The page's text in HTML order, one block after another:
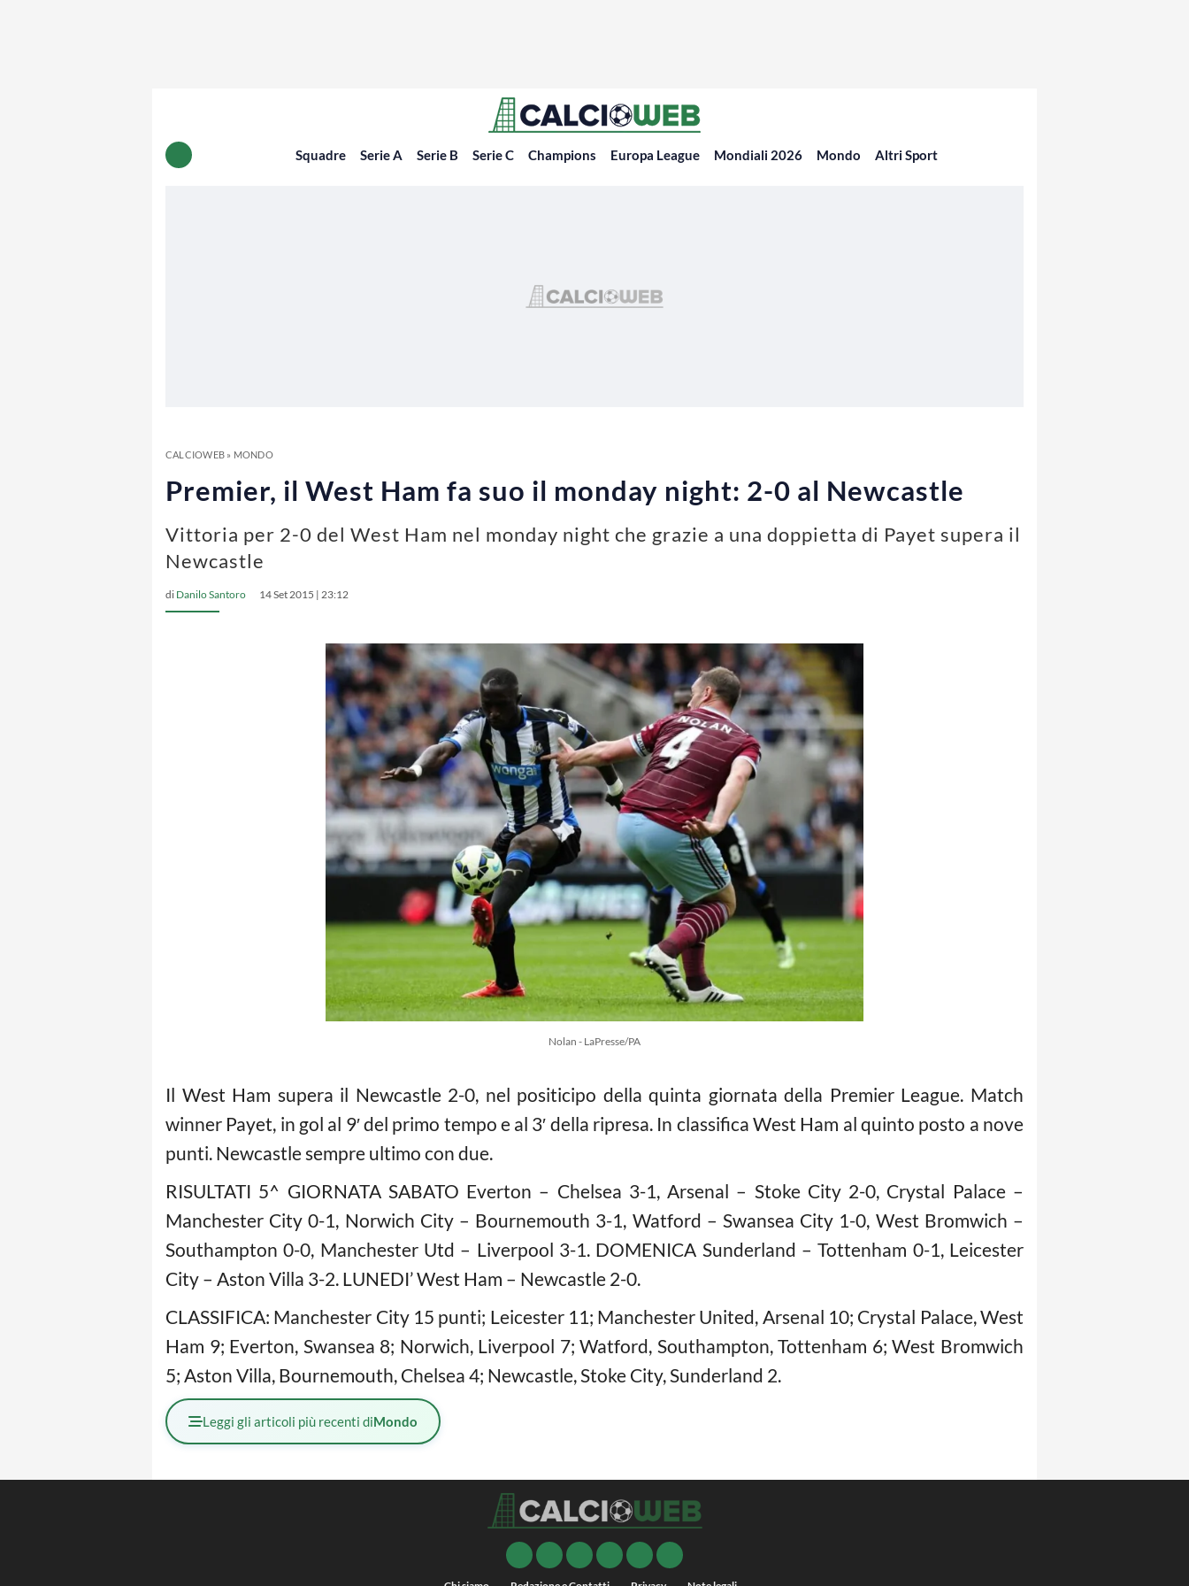
Squadre Serie A Serie B Serie C Champions Europa League Mondiali 2026 Mondo Altri Sport
CALCIOWEB» MONDO
Premier, il West Ham fa suo il monday night: 2-0 al Newcastle
Vittoria per 2-0 del West Ham nel monday night che grazie a una doppietta di Payet supera il
Newcastle
di Danilo Santoro 14 Set 2015 | 23:12
Nolan - LaPresse/PA
Il West Ham supera il Newcastle 2-0, nel positicipo della quinta giornata della Premier League. Match
winner Payet, in gol al 9′ del primo tempo e al 3′ della ripresa. In classifica West Ham al quinto posto a nove
punti. Newcastle sempre ultimo con due.
RISULTATI 5^ GIORNATA SABATO Everton – Chelsea 3-1, Arsenal – Stoke City 2-0, Crystal Palace –
Manchester City 0-1, Norwich City – Bournemouth 3-1, Watford – Swansea City 1-0, West Bromwich –
Southampton 0-0, Manchester Utd – Liverpool 3-1. DOMENICA Sunderland – Tottenham 0-1, Leicester
City – Aston Villa 3-2. LUNEDI’ West Ham – Newcastle 2-0.
CLASSIFICA: Manchester City 15 punti; Leicester 11; Manchester United, Arsenal 10; Crystal Palace, West
Ham 9; Everton, Swansea 8; Norwich, Liverpool 7; Watford, Southampton, Tottenham 6; West Bromwich
5; Aston Villa, Bournemouth, Chelsea 4; Newcastle, Stoke City, Sunderland 2.
Leggi gli articoli più recenti diMondo